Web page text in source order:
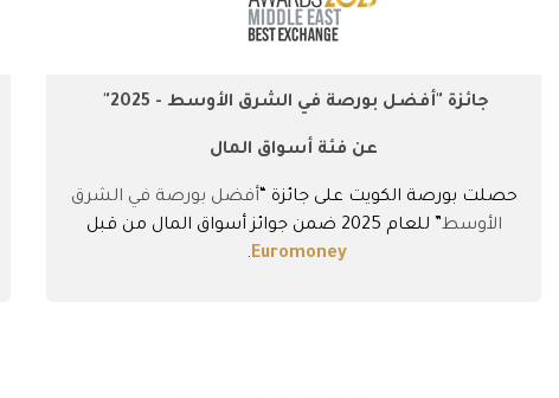
جائزة "أفضل بورصة في الشرق الأوسط - 2025"
عن فئة أسواق المال
حصلت بورصة الكويت على جائزة “ أفضل بورصة في الشرق
الأوسط” للعام 2025 ضمن جوائز أسواق المال من قبل
Euromoney
.